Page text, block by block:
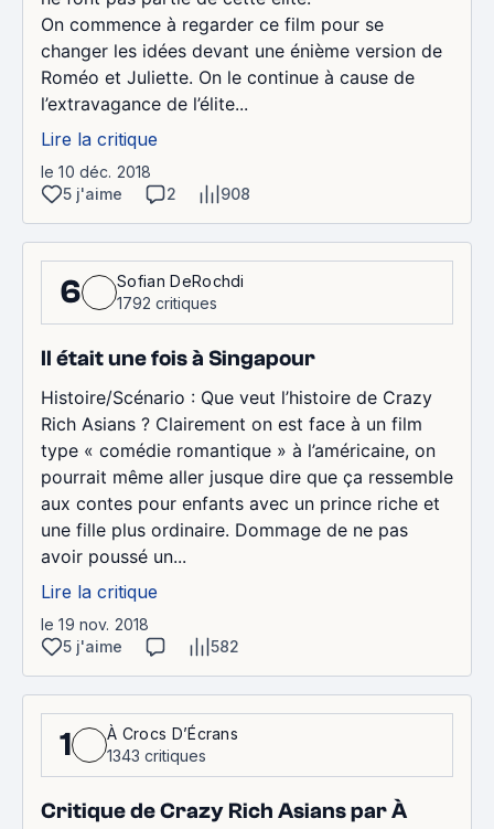
On commence à regarder ce film pour se
changer les idées devant une énième version de
Roméo et Juliette. On le continue à cause de
l’extravagance de l’élite...
Lire la critique
le 10 déc. 2018
5 j'aime
2 908
6
Sofian DeRochdi
1792 critiques
Il était une fois à Singapour
Histoire/Scénario : Que veut l’histoire de Crazy
Rich Asians ? Clairement on est face à un film
type « comédie romantique » à l’américaine, on
pourrait même aller jusque dire que ça ressemble
aux contes pour enfants avec un prince riche et
une fille plus ordinaire. Dommage de ne pas
avoir poussé un...
Lire la critique
le 19 nov. 2018
5 j'aime
582
1
À Crocs D’Écrans
1343 critiques
Critique de Crazy Rich Asians par À